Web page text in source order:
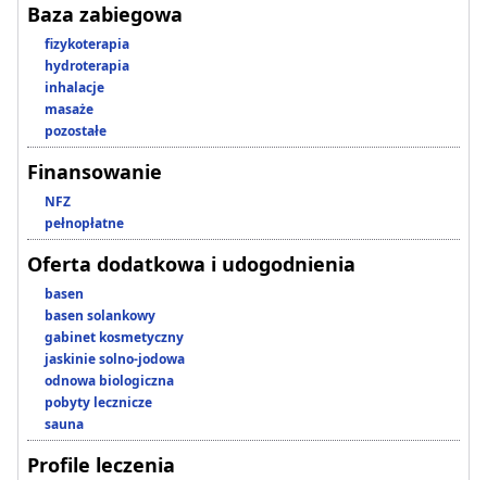
Baza zabiegowa
fizykoterapia
hydroterapia
inhalacje
masaże
pozostałe
Finansowanie
NFZ
pełnopłatne
Oferta dodatkowa i udogodnienia
basen
basen solankowy
gabinet kosmetyczny
jaskinie solno-jodowa
odnowa biologiczna
pobyty lecznicze
sauna
Profile leczenia